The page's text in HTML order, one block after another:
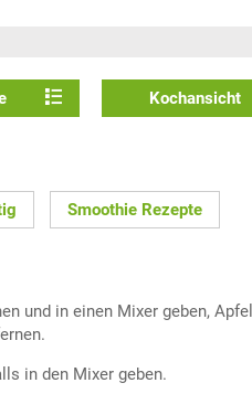
Kochansicht
Smoothie Rezepte
und in einen Mixer geben, Apfel
in den Mixer geben.